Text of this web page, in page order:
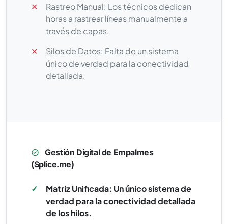
✕
Rastreo Manual: Los técnicos dedican
horas a rastrear líneas manualmente a
través de capas.
✕
Silos de Datos: Falta de un sistema
único de verdad para la conectividad
detallada.
Gestión Digital de Empalmes
(Splice.me)
✓
Matriz Unificada: Un único sistema de
verdad para la conectividad detallada
de los hilos.